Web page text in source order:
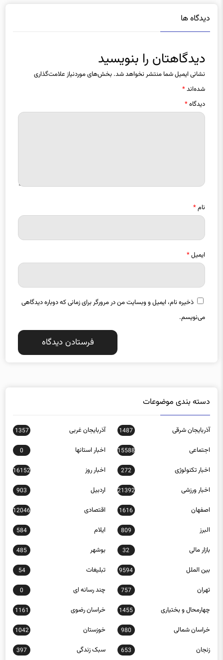
نشانی ایمیل شما منتشر نخواهد شد.بخش‌های موردنیاز علامت‌گذاری
شده‌اند*
دیدگاه*
ایمیل*
ذخیره نام، ایمیل و وبسایت من در مرورگر برای زمانی که دوباره دیدگاهی
می‌نویسم.
آذربایجان شرقی
اجتماعی 15588 اخبار استانها 0
اخبار تکنولوژی 272 اخبار روز 16152
اخبار ورزشی 21392 اردبیل 903
اصفهان 1616 اقتصادی 12046
البرز 809
584
بازار مالی 32 بوشهر 485
بین الملل 9594 تبلیغات 54
تهران 757 چند رسانه ای 0
چهارمحال و بختیاری 1455 خراسان رضوی 1161
خراسان شمالی 980 خوزستان 1042
زنجان 653 سبک زندگی 397
سلامت 4873 سمنان 1185